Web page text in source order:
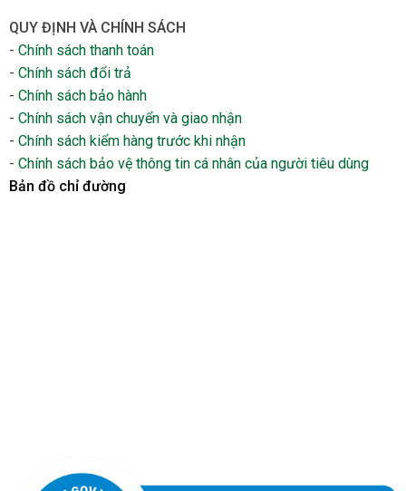
QUY ĐỊNH VÀ CHÍNH SÁCH
- Chính sách thanh toán
- Chính sách đổi trả
- Chính sách bảo hành
- Chính sách vận chuyển và giao nhận
- Chính sách kiểm hàng trước khi nhận
- Chính sách bảo vệ thông tin cá nhân của người tiêu dùng
Bản đồ chỉ đường